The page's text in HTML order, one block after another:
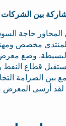
المحاور حاجة
مخصص
وضع معرض
قطاع النفط
بين الصرامة
لقد أرسى المعرض